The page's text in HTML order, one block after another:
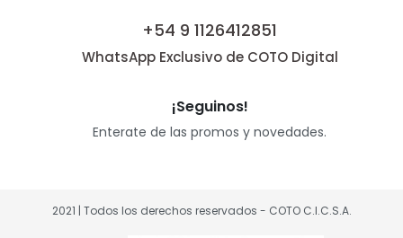
+54 9 1126412851
WhatsApp Exclusivo de COTO Digital
¡Seguinos!
Enterate de las promos y novedades.
2021 | Todos los derechos reservados - COTO C.I.C.S.A.